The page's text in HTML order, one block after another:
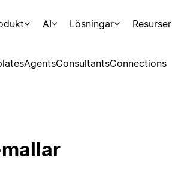
AI Lösningar Resurser
AgentsConsultantsConnections